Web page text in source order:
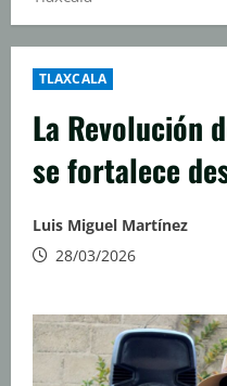
TLAXCALA
La Revolución
se fortalece
Luis Miguel Martínez
28/03/2026